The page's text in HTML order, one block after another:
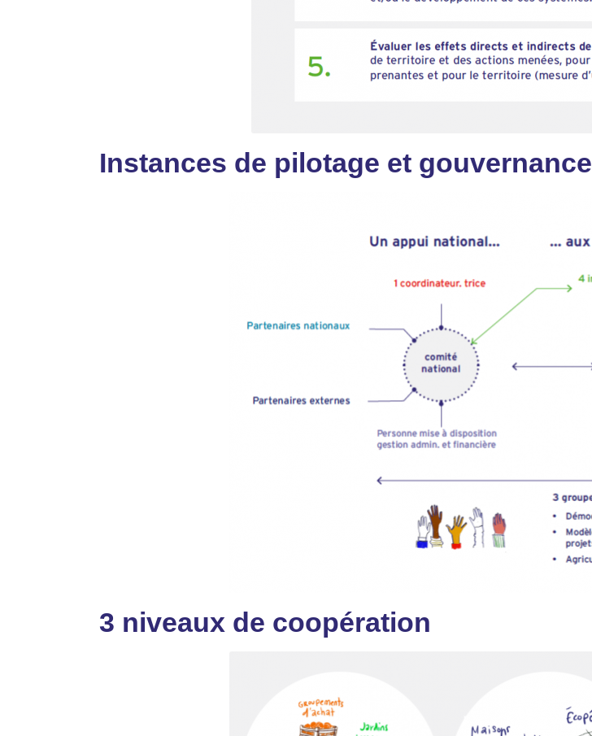
Instances de pilotage et gouvernance
3 niveaux de coopération